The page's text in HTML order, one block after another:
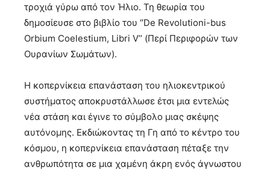
τροχιά γύρω από τον Ήλιο. Τη θεωρία του
δημοσίευσε στο βιβλίο του ‘’De Revolutioni-bus
Orbium Coelestium, Libri V’’ (Περί Περιφορών των
Ουρανίων Σωμάτων).
Η κοπερνίκεια επανάσταση του ηλιοκεντρικού
συστήματος αποκρυστάλλωσε έτσι μια εντελώς
νέα στάση και έγινε το σύμβολο μιας σκέψης
αυτόνομης. Εκδιώκοντας τη Γη από το κέντρο του
κόσμου, η κοπερνίκεια επανάσταση πέταξε την
ανθρωπότητα σε μια χαμένη άκρη ενός άγνωστου